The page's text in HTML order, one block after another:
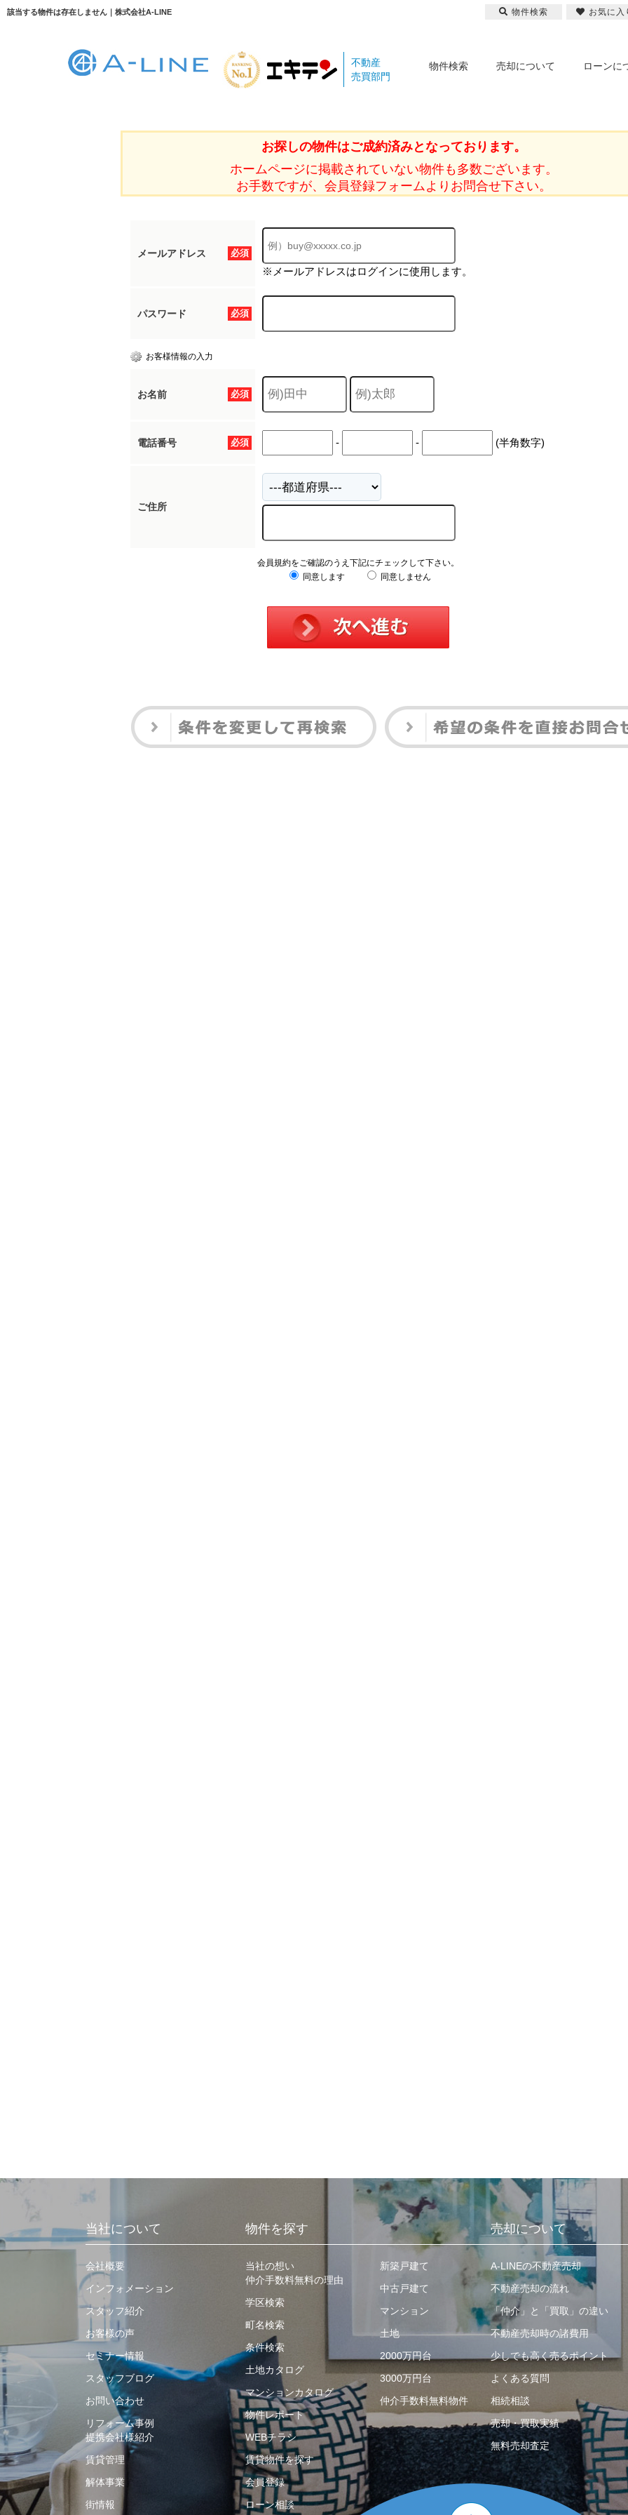
該当する物件は存在しません｜株式会社A-LINE
不動産
売買部門
物件検索 売却について ローンに
お探しの物件はご成約済みとなっております。
ホームページに掲載されていない物件も多数ございます。
お手数ですが、会員登録フォームよりお問合せ下さい。
必須
メールアドレス
※メールアドレスはログインに使用します。
必須
パスワード
お客様情報の入力
必須
お名前
必須
電話番号 - - (半角数字)
ご住所
会員規約をご確認のうえ下記にチェックして下さい。
同意します
同意しません
当社について
会社概要
インフォメーション
スタッフ紹介
お客様の声
セミナー情報
スタッフブログ
お問い合わせ
リフォーム事例
提携会社様紹介
賃貸管理
解体事業
街情報
物件を探す
当社の想い
仲介手数料無料の理由
学区検索
町名検索
条件検索
土地カタログ
マンションカタログ
物件レポート
WEBチラシ
賃貸物件を探す
会員登録
ローン相談
新築戸建て
中古戸建て
マンション
土地
2000万円台
3000万円台
仲介手数料無料物件
売却について
A-LINEの不動産売却
不動産売却の流れ
「仲介」と「買取」の違い
不動産売却時の諸費用
少しでも高く売るポイント
よくある質問
相続相談
売却・買取実績
無料売却査定
物件検索 お気に入